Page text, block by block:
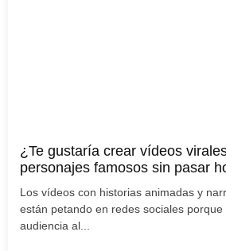
¿Te gustaría crear vídeos
personajes famosos sin pasar
Los vídeos con historias animadas y
están petando en redes sociales
audiencia al...